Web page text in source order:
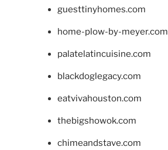
guesttinyhomes.com
home-plow-by-meyer.com
palatelatincuisine.com
blackdoglegacy.com
eatvivahouston.com
thebigshowok.com
chimeandstave.com